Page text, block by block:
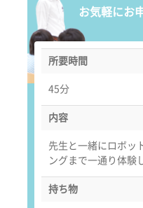
お気軽にお
所要時間
45分
内容
先生と一緒にロボッ
ングまで一通り体験
持ち物